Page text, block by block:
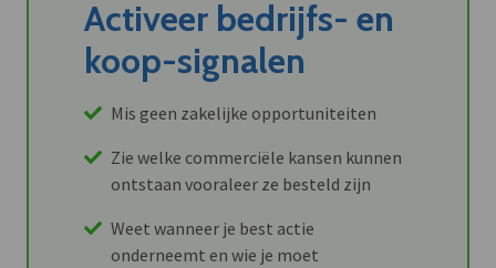
Activeer bedrijfs- en
koop-signalen
Mis geen zakelijke opportuniteiten
Zie welke commerciële kansen kunnen
ontstaan vooraleer ze besteld zijn
Weet wanneer je best actie
onderneemt en wie je moet